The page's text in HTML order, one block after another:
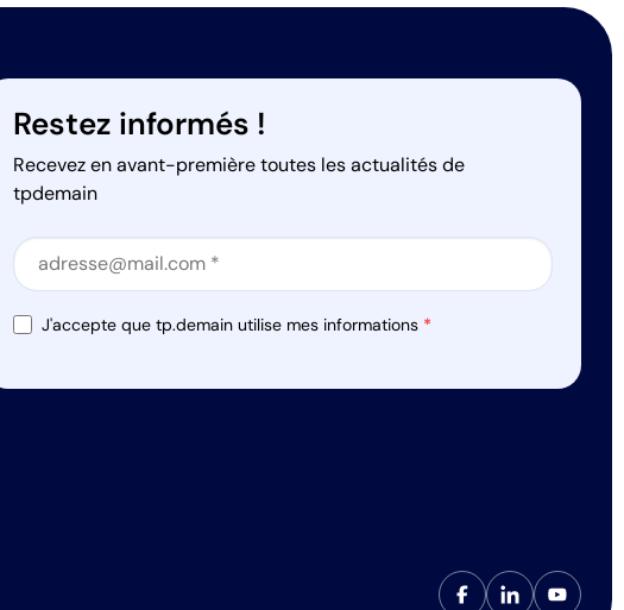
Restez informés !
Recevez en avant-première toutes les actualités de
tpdemain
Section
Section
J'accepte que tp.demain utilise mes informations *